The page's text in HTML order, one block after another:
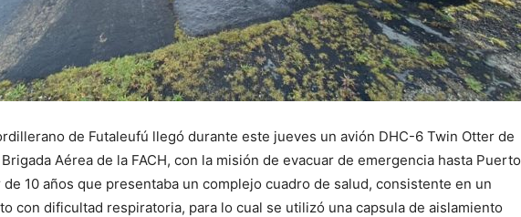
de Futaleufú llegó durante este jueves un avión DHC-6 Twin Otter de
Aérea de la FACH, con la misión de evacuar de emergencia hasta Puerto
10 años que presentaba un complejo cuadro de salud, consistente en un
con dificultad respiratoria, para lo cual se utilizó una capsula de aislamiento